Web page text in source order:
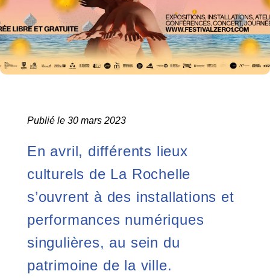
Publié le 30 mars 2023
En avril, différents lieux
culturels de La Rochelle
s’ouvrent à des installations et
performances numériques
singulières, au sein du
patrimoine de la ville.